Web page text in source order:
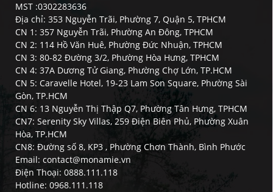
MST :0302283636
Địa chỉ: 353 Nguyễn Trãi, Phường 7, Quận 5, TPHCM
CN 1: 357 Nguyễn Trãi, Phường An Đông, TPHCM
CN 2: 114 Hồ Văn Huê, Phường Đức Nhuận, TPHCM
CN 3: 80-82 Đường 3/2, Phường Hòa Hưng, TPHCM
CN 4: 37A Dương Tử Giang, Phường Chợ Lớn, TP.HCM
CN 5: Caravelle Hotel, 19-23 Lam Son Square, Phường Sài
Gòn, TP.HCM
CN 6: 13 Nguyễn Thị Thập Q7, Phường Tân Hưng, TPHCM
CN7: Serenity Sky Villas, 259 Điện Biên Phủ, Phường Xuân
Hòa, TP.HCM
CN8: Đường số 8, KP3 , Phường Chơn Thành, Bình Phước
Email: contact@monamie.vn
Điện Thoại: 0888.111.118
Hotline: 0968.111.118